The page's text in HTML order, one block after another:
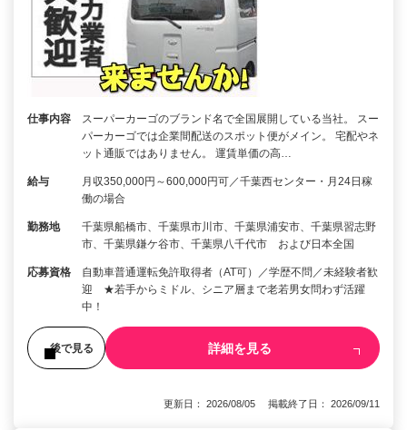
仕事内容
スーパーカーゴのブランド名で全国展開している当社。 スー
パーカーゴでは企業間配送のスポット便がメイン。 宅配やネ
ット通販ではありません。 運賃単価の高…
給与
月収350,000円～600,000円可／千葉西センター・月24日稼
働の場合
勤務地
千葉県船橋市、千葉県市川市、千葉県浦安市、千葉県習志野
市、千葉県鎌ケ谷市、千葉県八千代市 および日本全国
応募資格
自動車普通運転免許取得者（AT可）／学歴不問／未経験者歓
迎 ★若手からミドル、シニア層まで老若男女問わず活躍
中！
後で見る 詳細を見る
更新日： 2026/08/05 掲載終了日： 2026/09/11